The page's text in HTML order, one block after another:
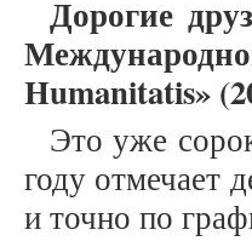
Дорогие
Humanitatis»
Это уже
году отмечает
и точно по